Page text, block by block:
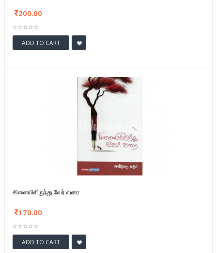
200.00
ADD TO CART
கிளையிலிருந்து வேர் வரை
170.00
ADD TO CART